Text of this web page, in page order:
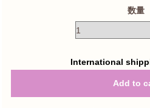
数量
International
Add to